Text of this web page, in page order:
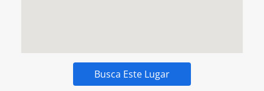
Busca Este Lugar